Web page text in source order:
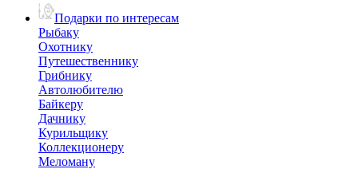
Подарки по интересам
Рыбаку
Охотнику
Путешественнику
Грибнику
Автолюбителю
Байкеру
Дачнику
Курильщику
Коллекционеру
Меломану